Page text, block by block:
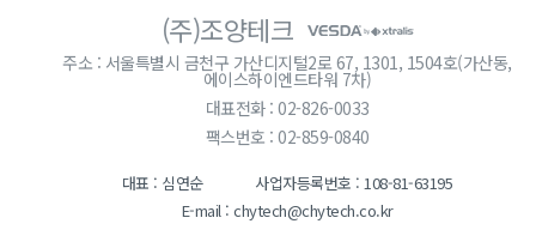
(주)조양테크
주소 : 서울특별시 금천구 가산디지털2로 67, 1301, 1504호(가산동,
에이스하이엔드타워 7차)
대표전화 : 02-826-0033
팩스번호 : 02-859-0840
대표 : 심연순
사업자등록번호 : 108-81-63195
E-mail : chytech@chytech.co.kr